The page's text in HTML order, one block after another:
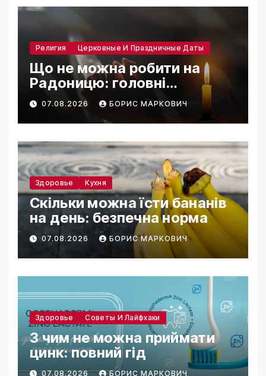
Религия Церковные И Праздничные Даты
Що не можна робити на
Радоницю: головні
заборони дня
07.08.2026 БОРИС МАРКОВИЧ
Здоровье Кухня
Скільки можна їсти бананів
на день: безпечна норма
07.08.2026 БОРИС МАРКОВИЧ
Здоровье Советы И Лайфхаки
З чим не можна приймати
цинк: повний гід
07.08.2026 БОРИС МАРКОВИЧ